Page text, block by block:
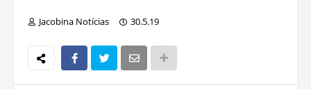
Jacobina Notícias 30.5.19